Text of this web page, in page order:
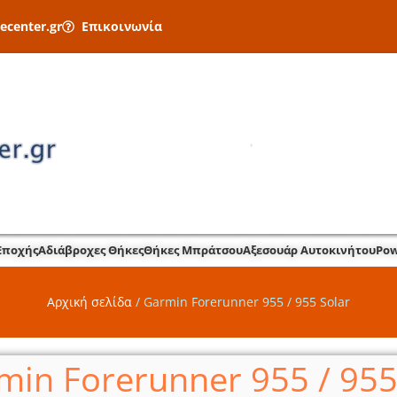
Επικοινωνία
Αδιάβροχες ΘήκεςΘήκες ΜπράτσουΑξεσουάρ Αυτοκινήτου
Αρχική σελίδα / Garmin Forerunner 955 / 955 Solar
Forerunner 955 /